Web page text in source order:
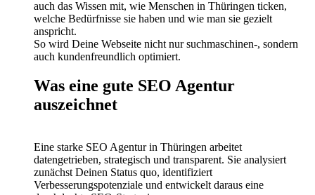
auch das Wissen mit, wie Menschen in Thüringen ticken,
welche Bedürfnisse sie haben und wie man sie gezielt
anspricht.
So wird Deine Webseite nicht nur suchmaschinen-, sondern
auch kundenfreundlich optimiert.
Was eine gute SEO Agentur
auszeichnet
Eine starke SEO Agentur in Thüringen arbeitet
datengetrieben, strategisch und transparent. Sie analysiert
zunächst Deinen Status quo, identifiziert
Verbesserungspotenziale und entwickelt daraus eine